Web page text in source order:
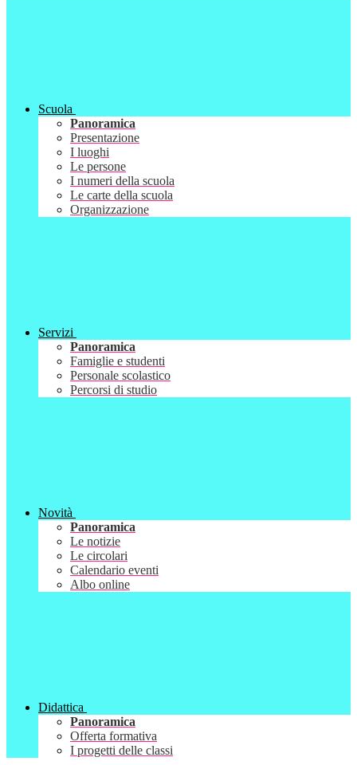
Scuola
Panoramica
Presentazione
I luoghi
Le persone
I numeri della scuola
Le carte della scuola
Organizzazione
Servizi
Panoramica
Famiglie e studenti
Personale scolastico
Percorsi di studio
Novità
Panoramica
Le notizie
Le circolari
Calendario eventi
Albo online
Didattica
Panoramica
Offerta formativa
I progetti delle classi